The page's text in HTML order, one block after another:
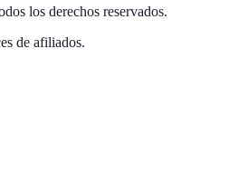
los derechos reservados.
de afiliados.